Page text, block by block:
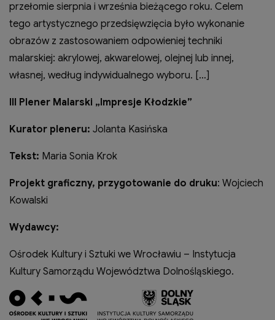
przełomie sierpnia i września bieżącego roku. Celem
tego artystycznego przedsięwzięcia było wykonanie
obrazów z zastosowaniem odpowieniej techniki
malarskiej: akrylowej, akwarelowej, olejnej lub innej,
własnej, według indywidualnego wyboru. […]
III Plener Malarski „Impresje Kłodzkie”
Kurator pleneru: Jolanta Kasińska
Tekst: Maria Sonia Krok
Projekt graficzny, przygotowanie do druku: Wojciech
Kowalski
Wydawcy:
Ośrodek Kultury i Sztuki we Wrocławiu – Instytucja
Kultury Samorządu Województwa Dolnośląskiego.